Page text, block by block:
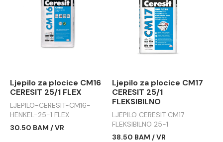
Ljepilo za plocice CM16
CERESIT 25/1 FLEX
LJEPILO-CERESIT-CM16-
HENKEL-25-1 FLEX
30.50 BAM / VR
Ljepilo za plocice CM17
CERESIT 25/1
FLEKSIBILNO
LJEPILO CERESIT CM17
FLEKSIBILNO 25-1
38.50 BAM / VR